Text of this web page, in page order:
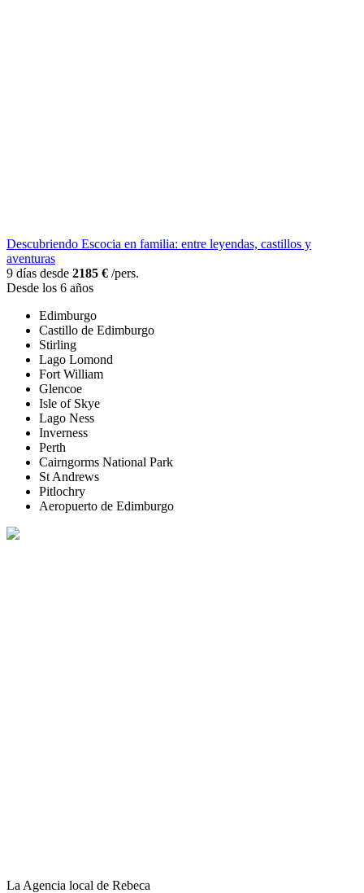
Descubriendo Escocia en familia: entre leyendas, castillos y
aventuras
9 días desde 2185 € /pers.
Desde los 6 años
Edimburgo
Castillo de Edimburgo
Stirling
Lago Lomond
Fort William
Glencoe
Isle of Skye
Lago Ness
Inverness
Perth
Cairngorms National Park
St Andrews
Pitlochry
Aeropuerto de Edimburgo
La Agencia local de Rebeca